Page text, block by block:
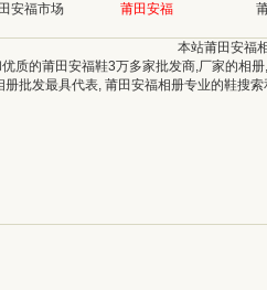
安福市场 莆田安福
本站莆田安福
质的莆田安福鞋3万多家批发商,厂家的相
批发最具代表, 莆田安福相册专业的鞋搜